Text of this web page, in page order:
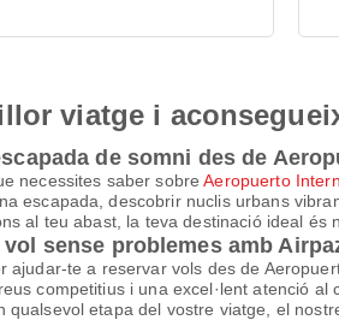
viatge i
de somni des de
necessites saber sobreAeropuerto
escapada, descobrir nuclis urbans
al teu abast, la teva destinació ideal és
sense problemes amb
ajudar-te a reservar vols des de
competitius i una excel·lent atenció
qualsevol etapa del vostre viatge, el